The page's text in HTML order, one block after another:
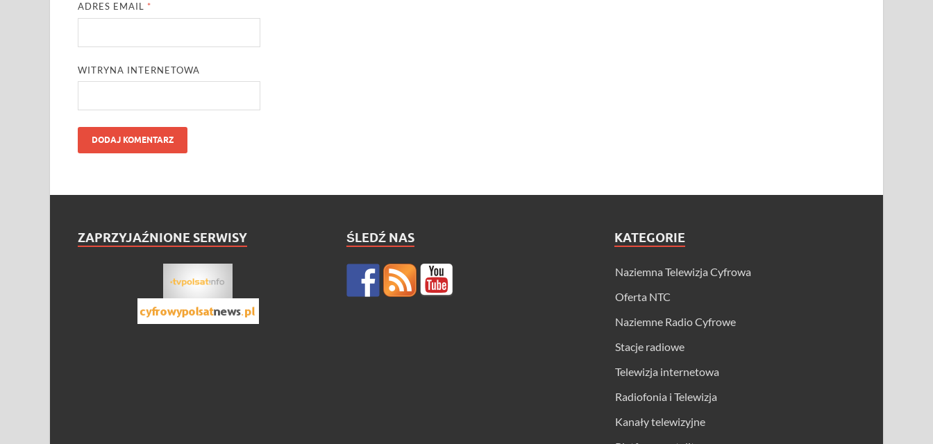
ADRES EMAIL *
WITRYNA INTERNETOWA
ZAPRZYJAŹNIONE SERWISY ŚLEDŹ NAS KATEGORIE
Naziemna Telewizja Cyfrowa
Oferta NTC
Naziemne Radio Cyfrowe
Stacje radiowe
Telewizja internetowa
Radiofonia i Telewizja
Kanały telewizyjne